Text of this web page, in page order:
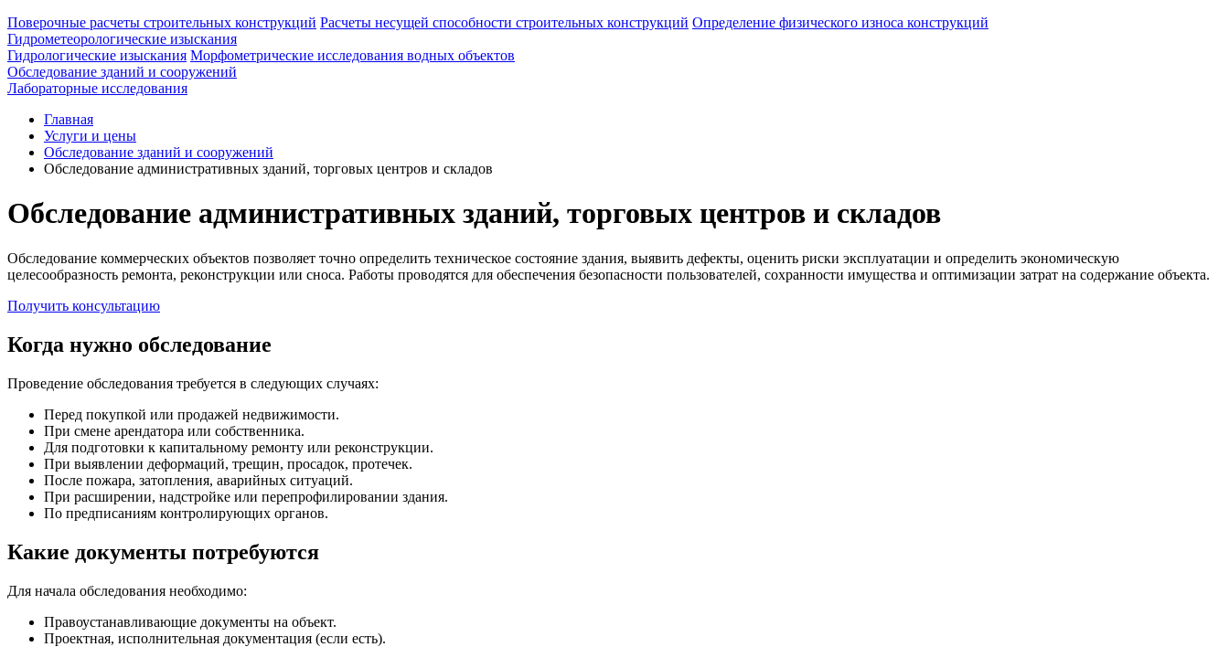
Поверочные расчеты строительных конструкций Расчеты несущей способности строительных конструкций Определение физического износа конструкций
Гидрометеорологические изыскания
Гидрологические изыскания Морфометрические исследования водных объектов
Обследование зданий и сооружений
Лабораторные исследования
Главная
Услуги и цены
Обследование зданий и сооружений
Обследование административных зданий, торговых центров и складов
Обследование административных зданий, торговых центров и складов
Обследование коммерческих объектов позволяет точно определить техническое состояние здания, выявить дефекты, оценить риски эксплуатации и определить экономическую
целесообразность ремонта, реконструкции или сноса. Работы проводятся для обеспечения безопасности пользователей, сохранности имущества и оптимизации затрат на содержание объекта.
Получить консультацию
Когда нужно обследование
Проведение обследования требуется в следующих случаях:
Перед покупкой или продажей недвижимости.
При смене арендатора или собственника.
Для подготовки к капитальному ремонту или реконструкции.
При выявлении деформаций, трещин, просадок, протечек.
После пожара, затопления, аварийных ситуаций.
При расширении, надстройке или перепрофилировании здания.
По предписаниям контролирующих органов.
Какие документы потребуются
Для начала обследования необходимо:
Правоустанавливающие документы на объект.
Проектная, исполнительная документация (если есть).